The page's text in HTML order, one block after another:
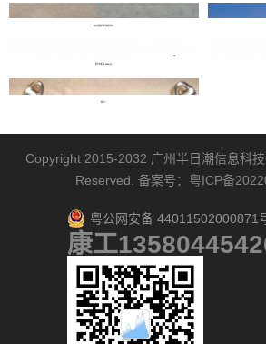
抓泥斗
Copyright 2015-2032 广州半日潮信息科
Reserved. 备案号： 粤ICP备
粤公网安备 44011502000871
康工